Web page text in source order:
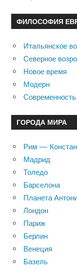
ФИЛОСОФИЯ
Итальянское
Северное
Новое время
Модерн
Современность
ГОРОДА МИРА
Рим —
Мадрид
Толедо
Барселона
Планета
Лондон
Париж
Берлин
Венеция
Базель